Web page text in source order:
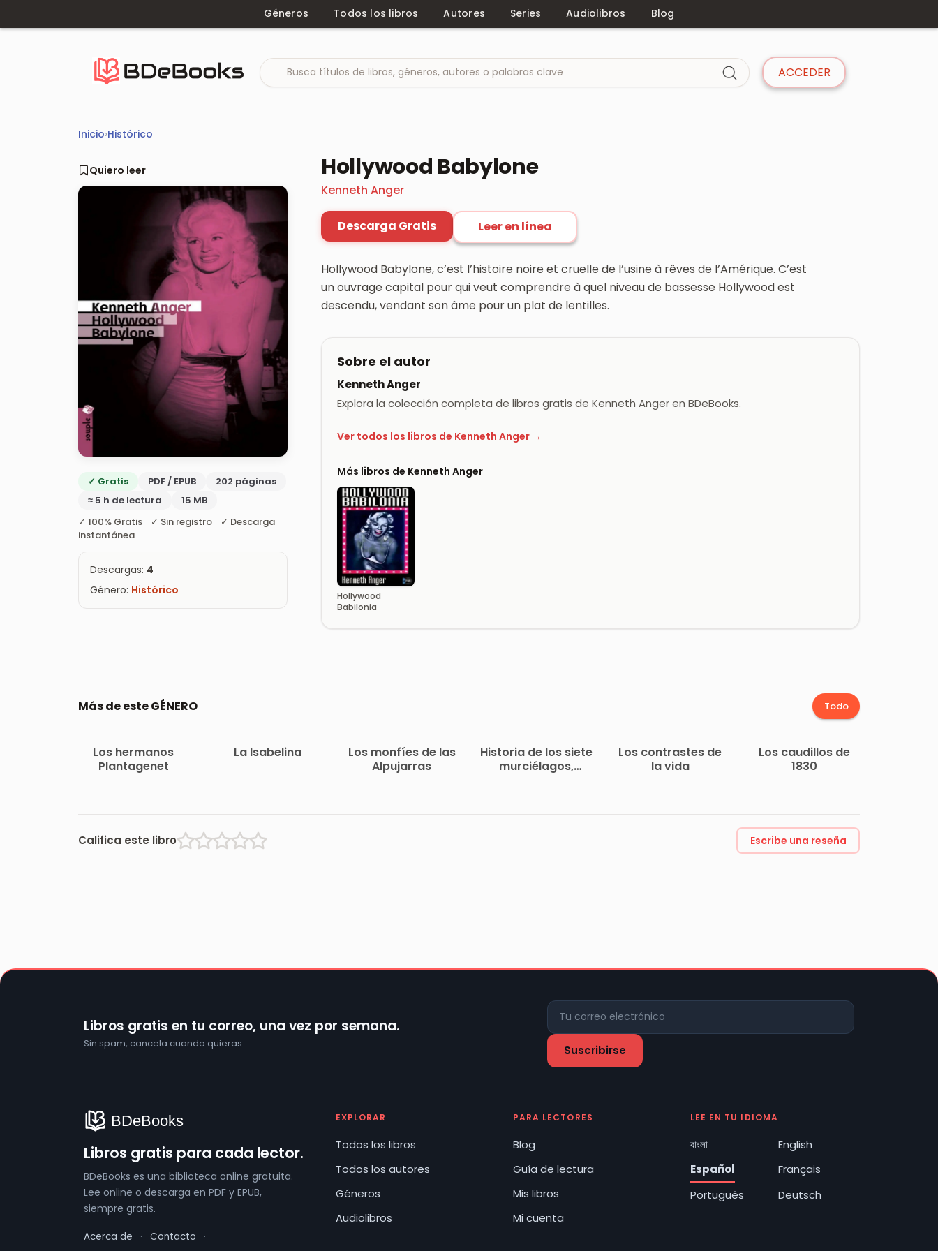
Géneros Todos los libros Autores Series Audiolibros Blog
ACCEDER
Inicio›Histórico
Quiero leer
✓ Gratis PDF / EPUB
202 páginas
≈ 5 h de lectura
15 MB
✓ 100% Gratis ✓ Sin registro ✓ Descarga
instantánea
Descargas: 4
Género: Histórico
Hollywood Babylone
Kenneth Anger
Descarga Gratis Leer en línea
Hollywood Babylone, c’est l’histoire noire et cruelle de l’usine à rêves de l’Amérique. C’est
un ouvrage capital pour qui veut comprendre à quel niveau de bassesse Hollywood est
descendu, vendant son âme pour un plat de lentilles.
Sobre el autor
Kenneth Anger
Explora la colección completa de libros gratis de Kenneth Anger en BDeBooks.
Ver todos los libros de Kenneth Anger →
Más libros de Kenneth Anger
Hollywood
Babilonia
Más de este GÉNERO Todo
Los hermanos
Plantagenet
La Isabelina
Los monfíes de las
Alpujarras
Historia de los siete
murciélagos,
Los contrastes de
la vida
Los caudillos de
1830
Califica este libro Escribe una reseña
Libros gratis en tu correo, una vez por semana.
Sin spam, cancela cuando quieras.
Libros gratis para cada lector.
BDeBooks es una biblioteca online gratuita.
Lee online o descarga en PDF y EPUB,
siempre gratis.
Acerca de · Contacto
·
EXPLORAR
Todos los libros
Todos los autores
Géneros
Audiolibros
PARA LECTORES
Blog
Guía de lectura
Mis libros
Mi cuenta
LEE EN TU IDIOMA
বাংলা
English
Español
Français
Português
Deutsch